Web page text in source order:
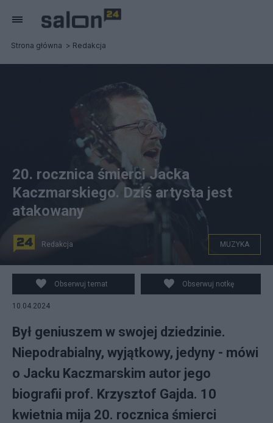
Strona główna Redakcja
Jacek Kaczmarski. Fot. PAP/Tomasz Gzell
20. rocznica śmierci Jacka
Kaczmarskiego. Dziś artysta jest
atakowany
Redakcja MUZYKA
Obserwuj temat Obserwuj notkę
10.04.2024
Był geniuszem w swojej dziedzinie.
Niepodrabialny, wyjątkowy, jedyny - mówi
o Jacku Kaczmarskim autor jego
biografii prof. Krzysztof Gajda. 10
kwietnia mija 20. rocznica śmierci